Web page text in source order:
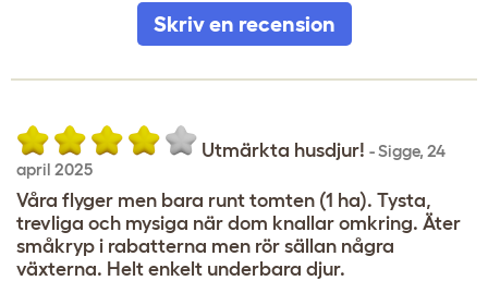
Skriv en recension
Utmärkta husdjur! -Sigge, 24
april 2025
Våra flyger men bara runt tomten (1 ha). Tysta,
trevliga och mysiga när dom knallar omkring. Äter
småkryp i rabatterna men rör sällan några
växterna. Helt enkelt underbara djur.